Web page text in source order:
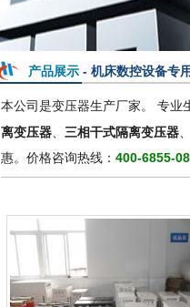
产品展示 - 机床数控设备专
本公司是变压器生产厂家。 专业
离变压器
三相干式隔离变压器
惠。价格咨询热线： 400-6855-